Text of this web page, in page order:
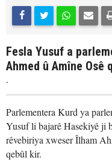
Fesla Yusuf a
Ahmed û Amîne Osê
.
Parlementera Kurd ya
Yusuf li bajarê Hasekiyê ji
rêvebiriya xweser Îlham
qebûl kir.